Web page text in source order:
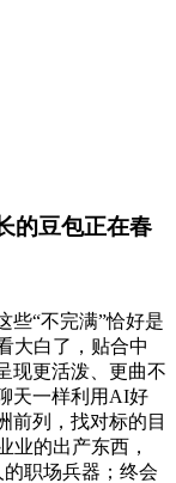
的豆包正在春
“不完满”恰好是
大白了，贴合中
现更活泼、更曲不
天一样利用AI好
前列，找对标的目
业的出产东西，
职场兵器；终会